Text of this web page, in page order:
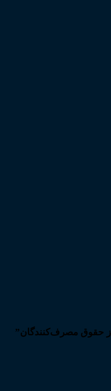
از حقوق مصرف‌کنندگان”